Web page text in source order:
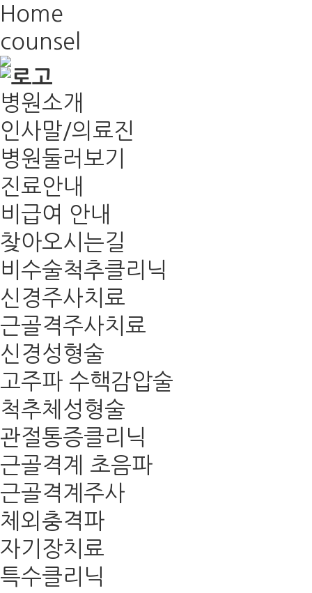
Home
counsel
병원소개
인사말/의료진
병원둘러보기
진료안내
비급여 안내
찾아오시는길
비수술척추클리닉
신경주사치료
근골격주사치료
신경성형술
고주파 수핵감압술
척추체성형술
관절통증클리닉
근골격계 초음파
근골격계주사
체외충격파
자기장치료
특수클리닉